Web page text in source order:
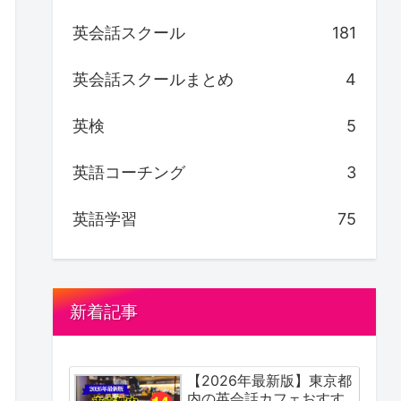
英会話スクール 181
英会話スクールまとめ 4
英検 5
英語コーチング 3
英語学習 75
新着記事
【2026年最新版】東京都